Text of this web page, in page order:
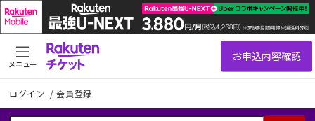
ログイン /会員登録
メニュー